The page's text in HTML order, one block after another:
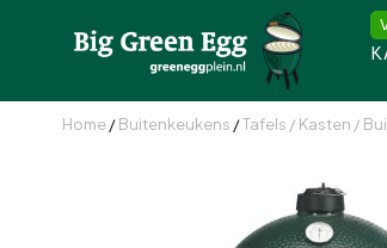
Home/Buitenkeukens /Tafels / Kasten /